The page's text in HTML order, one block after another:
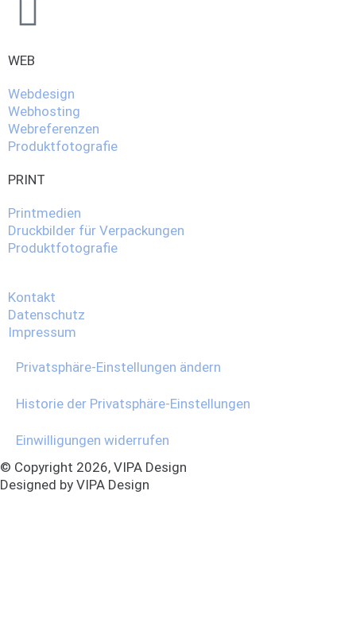
WEB
Webdesign
Webhosting
Webreferenzen
Produktfotografie
PRINT
Printmedien
Druckbilder für Verpackungen
Produktfotografie
Kontakt
Datenschutz
Impressum
Privatsphäre-Einstellungen ändern
Historie der Privatsphäre-Einstellungen
Einwilligungen widerrufen
© Copyright 2026, VIPA Design
Designed by VIPA Design